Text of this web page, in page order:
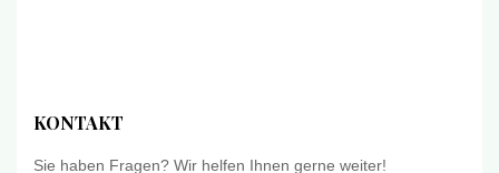
KONTAKT
Sie haben Fragen? Wir helfen Ihnen gerne weiter!